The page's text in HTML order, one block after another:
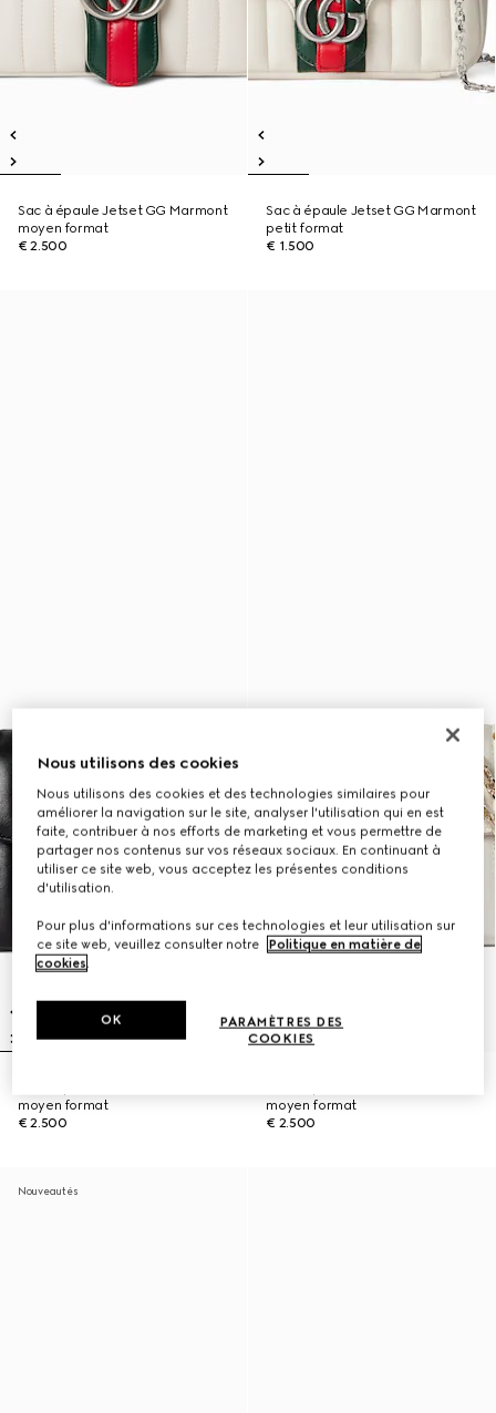
Sac à épaule Jetset GG Marmont
moyen format
€ 2.500
Sac à épaule Jetset GG Marmont
petit format
€ 1.500
moyen format
€ 2.500
moyen format
€ 2.500
Nouveautés
Nous utilisons des cookies
Nous utilisons des cookies et des technologies similaires pour
améliorer la navigation sur le site, analyser l'utilisation qui en est
faite, contribuer à nos efforts de marketing et vous permettre de
partager nos contenus sur vos réseaux sociaux. En continuant à
utiliser ce site web, vous acceptez les présentes conditions
d'utilisation.
Pour plus d'informations sur ces technologies et leur utilisation sur
ce site web, veuillez consulter notre
Politique en matière de
cookies.
PARAMÈTRES DES
COOKIES
OK